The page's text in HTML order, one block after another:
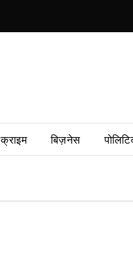
क्राइम बिज़नेस